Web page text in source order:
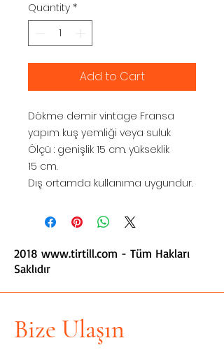
Quantity *
Add to Cart
Dökme demir vintage Fransa
yapım kuş yemliği veya suluk
Ölçü : genişlik 15 cm. yükseklik
15 cm.
Dış ortamda kullanıma uygundur.
2018 www.tirtill.com - Tüm Hakları
Saklıdır
Bize Ulaşın